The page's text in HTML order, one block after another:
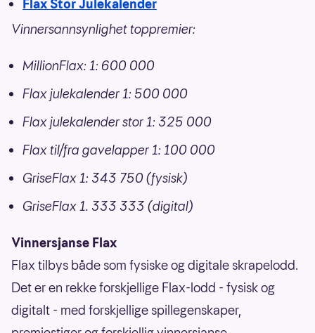
Flax Stor Julekalender
Vinnersannsynlighet toppremier:
MillionFlax: 1: 600 000
Flax julekalender 1: 500 000
Flax julekalender stor 1: 325 000
Flax til/fra gavelapper 1: 100 000
GriseFlax 1: 343 750 (fysisk)
GriseFlax 1. 333 333 (digital)
Vinnersjanse Flax
Flax tilbys både som fysiske og digitale skrapelodd.
Det er en rekke forskjellige Flax-lodd - fysisk og
digitalt - med forskjellige spillegenskaper,